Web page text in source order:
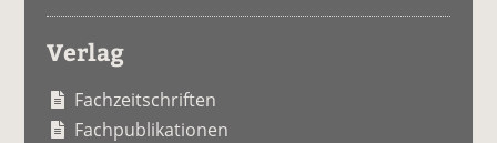
Verlag
Fachzeitschriften
Fachpublikationen